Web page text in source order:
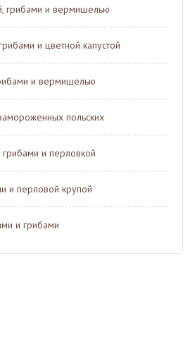
грибами и вермишелью
и цветной капустой
и вермишелью
польских
и перловкой
и перловой крупой
и грибами